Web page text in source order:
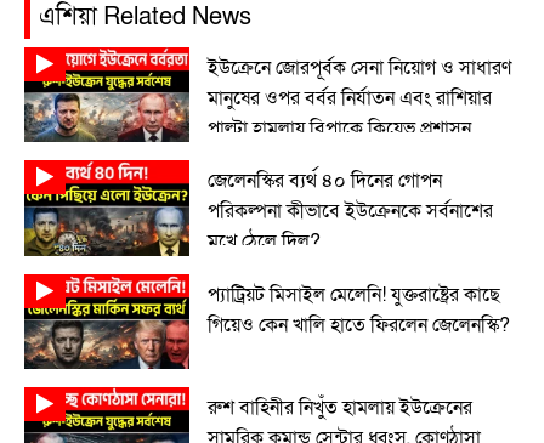
এশিয়া Related News
ইউক্রেনে জোরপূর্বক সেনা নিয়োগ ও সাধারণ
মানুষের ওপর বর্বর নির্যাতন এবং রাশিয়ার
পাল্টা হামলায় বিপাকে কিয়েভ প্রশাসন
জেলেনস্কির ব্যর্থ ৪০ দিনের গোপন
পরিকল্পনা কীভাবে ইউক্রেনকে সর্বনাশের
মুখে ঠেলে দিল?
প্যাট্রিয়ট মিসাইল মেলেনি! যুক্তরাষ্ট্রের কাছে
গিয়েও কেন খালি হাতে ফিরলেন জেলেনস্কি?
রুশ বাহিনীর নিখুঁত হামলায় ইউক্রেনের